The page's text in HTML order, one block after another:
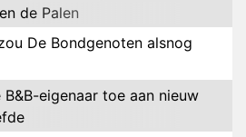
de Palen
De Bondgenoten alsnog
eigenaar toe aan nieuw